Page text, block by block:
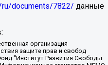
ru/documents/7822/ данные
"Как бы инагент", Кочетков Игорь Викторович, Общество с ограниченной ответственностью "Честные выборы", Еланчик Олег Александрович, Общество с ограниченной ответственностью "Нобелевский призыв", Гималова Регина Эмилевна, Григорьев Андрей Валерьевич, Григорьева Алина Александровна, Ассоциация по содействию защите прав призывников, альтернативнослужащих и военнослужащих "Правозащитная группа "Гражданин.Армия.Право", Хисамова Регина Фаритовна, Автономная некоммерческая организация по реализации социально-правовых программ "Лилит", Дальневосточное общественное движение "Маяк", Санкт-Петербургская ЛГБТ-инициативная группа "Выход", Инициативная группа ЛГБТ+ "Реверс", Алексеев Андрей Викторович, Бекбулатова Таисия Львовна, Беляев Иван Михайлович, Владыкина Елена Сергеевна, Гельман Марат Александрович, Никульшина Вероника Юрьевна, Толоконникова Надежда Андреевна, Шендерович Виктор Анатольевич, Общество с ограниченной ответственностью "Данное сообщение", Общество с ограниченной ответственностью Издательский дом "Новая глава", Айнбиндер Александра Александровна, Московский комьюнити-центр для ЛГБТ+инициатив, Благотворительный фонд развития филантропии, Deutsche Welle (Германия, Kurt-Schumacher-Strasse 3, 53113 Bonn), Борзунова Мария Михайловна, Воробьев Виктор Викторович, Голубева Анна Львовна, Константинова Алла Михайловна, Малкова Ирина Владимировна, Мурадов Мурад Абдулгалимович, Осетинская Елизавета Николаевна, Понасенков Евгений Николаевич, Ганапольский Матвей Юрьевич, Киселев Евгений Алексеевич, Борухович Ирина Григорьевна, Дремин Иван Тимофеевич, Дубровский Дмитрий Викторович, Красноярская региональная общественная организация поддержки и развития альтернативных образовательных технологий и межкультурных коммуникаций "ИНТЕРРА", Маяковская Екатерина Алексеевна, Фейгин Марк Захарович, Филимонов Андрей Викторович, Дзугкоева Регина Николаевна, Доброхотов Роман Александрович, Дудь Юрий Александрович, Елкин Сергей Владимирович, Кругликов Кирилл Игоревич, Сабунаева Мария Леонидовна, Семенов Алексей Владимирович, Шаинян Карен Багратович, Шульман Екатерина Михайловна, Асафьев Артур Валерьевич, Вахштайн Виктор Семенович, Венедиктов Алексей Алексеевич, Лушникова Екатерина Евгеньевна, Волков Леонид Михайлович, Невзоров Александр Глебович, Пархоменко Сергей Борисович, Сироткин Ярослав Николаевич, Кара-Мурза Владимир Владимирович, Баранова Наталья Владимировна, Гозман Леонид Яковлевич, Кагарлицкий Борис Юльевич, Климарев Михаил Валерьевич, Милов Владимир Станиславович, Автономная некоммерческая организация Краснодарский центр современного искусства "Типография", Моргенштерн Алишер Тагирович, Соболь Любовь Эдуардовна, Общество с ограниченной ответственностью "ЛИЗА НОРМ", Каспаров Гарри Кимович, Ходорковский Михаил Борисович, Общество с ограниченной ответственностью "Апрельские тезисы", Данилович Ирина Брониславовна, Кашин Олег Владимирович, Петров Николай Владимирович, Пивоваров Алексей Владимирович, Соколов Михаил Владимирович, Цветкова Юлия Владимировна, Чичваркин Евгений Александрович, Комитет против пыток/Команда против пыток, Общество с ограниченной ответственностью "Первый научный", Общество с ограниченной ответственностью "Вертолет и ко", Белоцерковская Вероника Борисовна, Кац Максим Евгеньевич, Лазарева Татьяна Юрьевна, Шаведдинов Руслан Табризович, Яшин Илья Валерьевич, Общество с ограниченной ответственностью "Иноагент ААВ", Алешковский Дмитрий Петрович, Альбац Евгения Марковна, Быков Дмитрий Львович, Галямина Юлия Евгеньевна, Лойко Сергей Леонидович, Мартынов Кирилл Константинович, Медведев Сергей Александрович, Крашенинников Федор Геннадиевич, Гордеева Катерина Вл